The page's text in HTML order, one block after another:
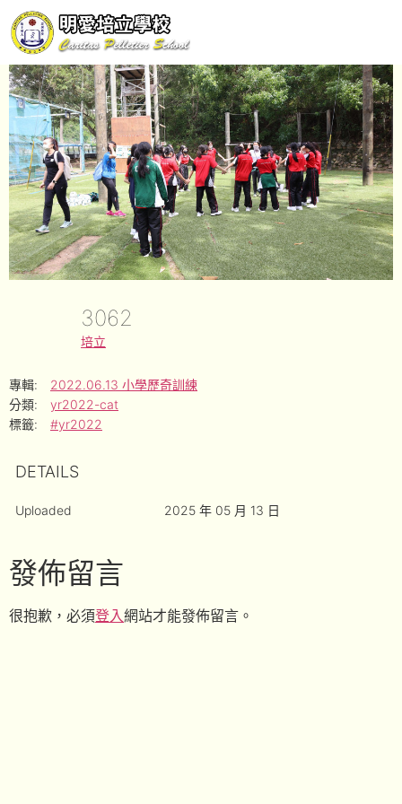
3062
培立
專輯:
2022.06.13 小學歷奇訓練
分類:
yr2022-cat
標籤:
#yr2022
DETAILS
Uploaded 2025 年 05 月 13 日
發佈留言
很抱歉，必須登入網站才能發佈留言。